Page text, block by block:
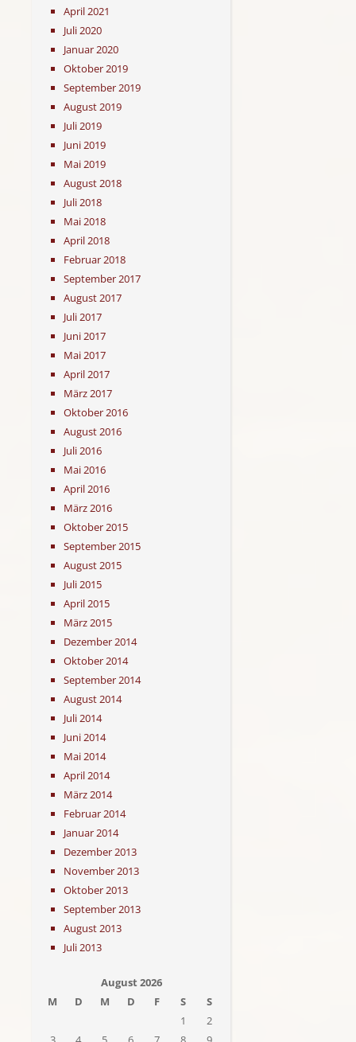
April 2021
Juli 2020
Januar 2020
Oktober 2019
September 2019
August 2019
Juli 2019
Juni 2019
Mai 2019
August 2018
Juli 2018
Mai 2018
April 2018
Februar 2018
September 2017
August 2017
Juli 2017
Juni 2017
Mai 2017
April 2017
März 2017
Oktober 2016
August 2016
Juli 2016
Mai 2016
April 2016
März 2016
Oktober 2015
September 2015
August 2015
Juli 2015
April 2015
März 2015
Dezember 2014
Oktober 2014
September 2014
August 2014
Juli 2014
Juni 2014
Mai 2014
April 2014
März 2014
Februar 2014
Januar 2014
Dezember 2013
November 2013
Oktober 2013
September 2013
August 2013
Juli 2013
August 2026
M
D M D F S
S
1
2